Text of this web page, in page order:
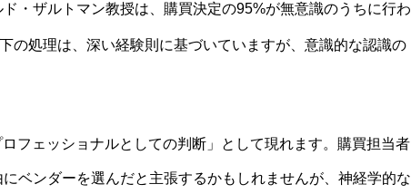
・ザルトマン教授は、購買決定の95%が無意識のうちに行わ
の処理は、深い経験則に基づいていますが、意識的な認識の
フェッショナルとしての判断」として現れます。購買担当者
ベンダーを選んだと主張するかもしれませんが、神経学的な